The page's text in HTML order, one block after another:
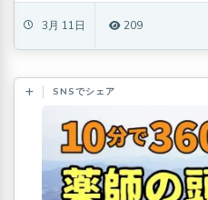
3月 11日 209
SNSでシェア